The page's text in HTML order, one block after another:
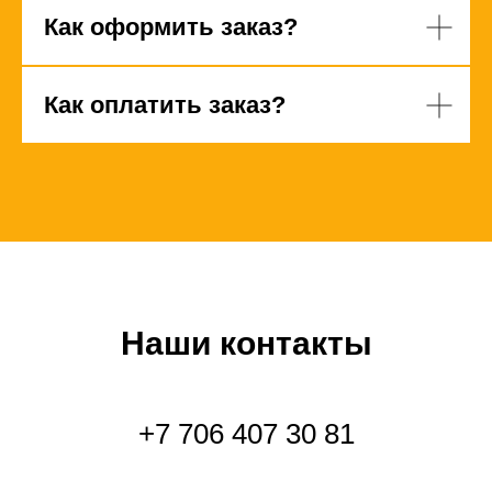
Как оформить заказ?
Как оплатить заказ?
Наши контакты
+7 706 407 30 81